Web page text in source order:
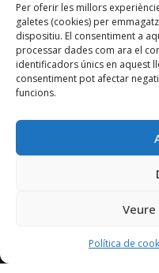
Per oferir les millors
galetes (cookies) per
dispositiu. El consentiment a
processar dades com ara el
identificadors únics en aquest
consentiment pot afectar
funcions.
Política de